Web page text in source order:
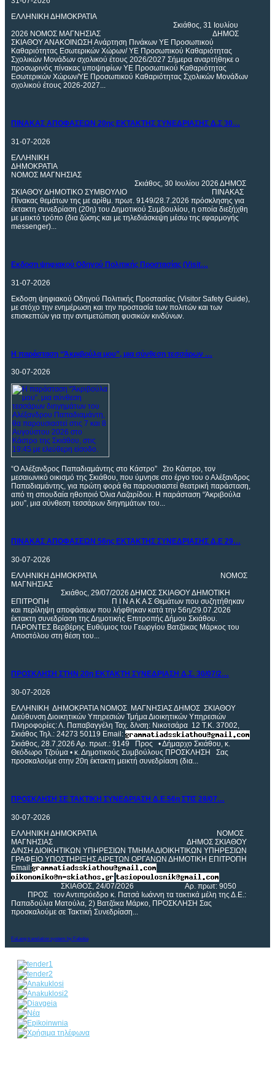
ΕΛΛΗΝΙΚΗ ΔΗΜΟΚΡΑΤΙΑ
Σκιάθος, 31 Ιουλίου
2026 ΝΟΜOΣ ΜΑΓΝΗΣΙΑΣ ΔΗΜΟΣ
ΣΚΙΑΘΟΥ ΑΝΑΚΟΙΝΩΣΗ Ανάρτηση Πινάκων ΥΕ Προσωπικού
Καθαριότητας Εσωτερικών Χώρων/ ΥΕ Προσωπικού Καθαριότητας
Σχολικών Μονάδων σχολικού έτους 2026/2027 Σήμερα αναρτήθηκε ο
προσωρινός πίνακας υποψηφίων ΥΕ Προσωπικού Καθαριότητας
Εσωτερικών Χώρων/ΥΕ Προσωπικού Καθαριότητας Σχολικών Μονάδων
σχολικού έτους 2026-2027...
ΠΙΝΑΚΑΣ ΑΠΟΦΑΣΕΩΝ 20ης ΕΚΤΑΚΤΗΣ ΣΥΝΕΔΡΙΑΣΗΣ Δ.Σ 30…
31-07-2026
ΕΛΛΗΝΙΚΗ
ΔΗΜΟΚΡΑΤΙΑ
ΝΟΜΟΣ ΜΑΓΝΗΣΙΑΣ
Σκιάθος, 30 Ιουλίου 2026 ΔΗΜΟΣ
ΣΚΙΑΘΟΥ ΔΗΜΟΤΙΚΟ ΣΥΜΒΟΥΛΙΟ ΠΙΝΑΚΑΣ
Πίνακας θεμάτων της με αρίθμ. πρωτ. 9149/28.7.2026 πρόσκλησης για
έκτακτη συνεδρίαση (20η) του Δημοτικού Συμβουλίου, η οποία διεξήχθη
με μεικτό τρόπο (δια ζώσης και με τηλεδιάσκεψη μέσω της εφαρμογής
messenger)...
Eκδοση ψηφιακού Οδηγού Πολιτικής Προστασίας (Visit…
31-07-2026
Eκδοση ψηφιακού Οδηγού Πολιτικής Προστασίας (Visitor Safety Guide),
με στόχο την ενημέρωση και την προστασία των πολιτών και των
επισκεπτών για την αντιμετώπιση φυσικών κινδύνων.
Η παράσταση “Άκριβούλα μου”, μια σύνθεση τεσσάρων …
30-07-2026
“Ο Αλέξανδρος Παπαδιαμάντης στο Κάστρο” Στο Κάστρο, τον
μεσαιωνικό οικισμό της Σκιάθου, που ύμνησε στο έργο του ο Αλέξανδρος
Παπαδιαμάντης, για πρώτη φορά θα παρουσιαστεί θεατρική παράσταση,
από τη σπουδαία ηθοποιό Όλια Λαζαρίδου. Η παράσταση “Άκριβούλα
μου”, μια σύνθεση τεσσάρων διηγημάτων του...
ΠΙΝΑΚΑΣ ΑΠΟΦΑΣΕΩΝ 56ης ΕΚΤΑΚΤΗΣ ΣΥΝΕΔΡΙΑΣΗΣ Δ.Ε 29…
30-07-2026
ΕΛΛΗΝΙΚΗ ΔΗΜΟΚΡΑΤΙΑ ΝΟΜΟΣ
ΜΑΓΝΗΣΙΑΣ
Σκιάθος, 29/07/2026 ΔΗΜΟΣ ΣΚΙΑΘΟΥ ΔΗΜΟΤΙΚΗ
ΕΠΙΤΡΟΠΗ Π Ι Ν Α Κ Α Σ Θεμάτων που συζητήθηκαν
και περίληψη αποφάσεων που λήφθηκαν κατά την 56η/29.07.2026
έκτακτη συνεδρίαση της Δημοτικής Επιτροπής Δήμου Σκιάθου.
ΠΑΡΟΝΤΕΣ Βερβέρης Ευθύμιος του Γεωργίου Βατζάκας Μάρκος του
Αποστόλου στη θέση του...
ΠΡΟΣΚΛΗΣΗ ΣΤΗΝ 20η ΕΚΤΑΚΤΗ ΣΥΝΕΔΡΙΑΣΗ Δ.Σ. 30/07/2…
30-07-2026
ΕΛΛΗΝΙΚΗ ΔΗΜΟΚΡΑΤΙΑ ΝΟΜΟΣ ΜΑΓΝΗΣΙΑΣ ΔΗΜΟΣ ΣΚΙΑΘΟΥ
Διεύθυνση Διοικητικών Υπηρεσιών Τμήμα Διοικητικών Υπηρεσιών
Πληροφορίες: Λ. Παπαβαγγέλη Ταχ. δ/νση: Νικοτσάρα 12 Τ.Κ. 37002,
Σκιάθος Τηλ.: 24273 50119 Email:
Σκιάθος, 28.7.2026 Αρ. πρωτ.: 9149 Προς • Δήμαρχο Σκιάθου, κ.
Θεόδωρο Τζούμα • κ. Δημοτικούς Συμβούλους ΠΡΟΣΚΛΗΣΗ Σας
προσκαλούμε στην 20η έκτακτη μεικτή συνεδρίαση (δια...
ΠΡΟΣΚΛΗΣΗ ΣΕ ΤΑΚΤΙΚΗ ΣΥΝΕΔΡΙΑΣΗ Δ.Ε.56η ΣΤΙΣ 28/07…
30-07-2026
ΕΛΛΗΝΙΚΗ ΔΗΜΟΚΡΑΤΙΑ ΝΟΜOΣ
ΜΑΓΝΗΣΙΑΣ ΔΗΜΟΣ ΣΚΙΑΘΟΥ
Δ/ΝΣΗ ΔΙΟΙΚΗΤΙΚΩΝ ΥΠΗΡΕΣΙΩΝ ΤΜΗΜΑ ΔΙΟΙΚΗΤΙΚΩΝ ΥΠΗΡΕΣΙΩΝ
ΓΡΑΦΕΙΟ ΥΠΟΣΤΗΡΙΞΗΣ ΑΙΡΕΤΩΝ ΟΡΓΑΝΩΝ ΔΗΜΟΤΙΚΗ ΕΠΙΤΡΟΠΗ
Email:
ΣΚΙΑΘΟΣ, 24/07/2026 Αρ. πρωτ: 9050
ΠΡΟΣ τον Αντιπρόεδρο κ. Πατσά Ιωάννη τα τακτικά μέλη της Δ.Ε.:
Παπαδούλια Ματούλα, 2) Βατζάκα Μάρκο, ΠΡΟΣΚΛΗΣΗ Σας
προσκαλούμε σε Τακτική Συνεδρίαση...
FaLang translation system by Faboba